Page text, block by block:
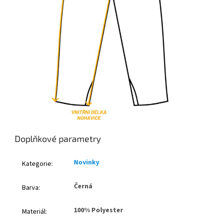
Doplňkové parametry
Kategorie: Novinky
Barva: Černá
Materiál: 100% Polyester